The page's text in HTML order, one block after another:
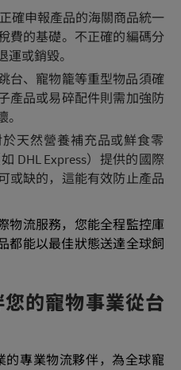
確申報產品的海關商品統一
費的基礎。不正確的編碼分
或銷毀。
台、寵物籠等重型物品須確
產品或易碎配件則需加強防
於天然營養補充品或鮮食零
DHL Express）提供的國際
或缺的，這能有效防止產品
物流服務，您能全程監控庫
都能以最佳狀態送達全球飼
您的寵物事業從台
的專業物流夥伴，為全球寵